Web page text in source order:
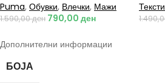
Puma, Обувки, Влечки, Мажи
1.590,00ден 790,00 ден
Дополнителни информации
БОЈА